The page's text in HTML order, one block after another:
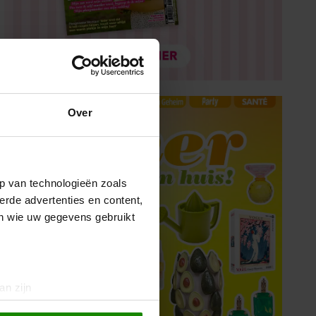
Over
van technologieën zoals
advertenties en content,
wie uw gegevens gebruikt
zijn